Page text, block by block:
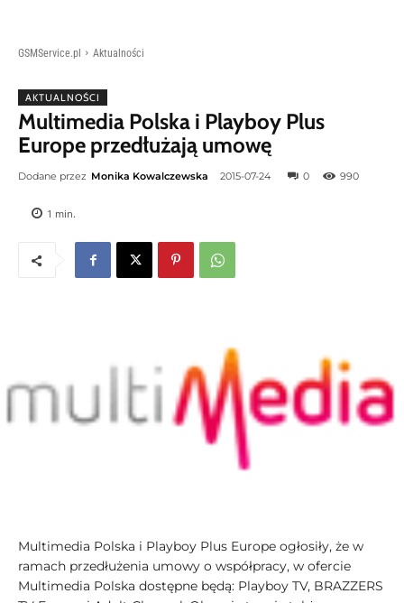
GSMService.pl Aktualności
AKTUALNOŚCI
Multimedia Polska i Playboy Plus
Europe przedłużają umowę
Dodane przez Monika Kowalczewska 2015-07-24 0 990
1 min.
Multimedia Polska i Playboy Plus Europe ogłosiły, że w
ramach przedłużenia umowy o współpracy, w ofercie
Multimedia Polska dostępne będą: Playboy TV, BRAZZERS